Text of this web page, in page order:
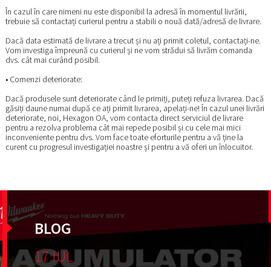
În cazul în care nimeni nu este disponibil la adresă în momentul livrării,
trebuie să contactați curierul pentru a stabili o nouă dată/adresă de livrare.
Dacă data estimată de livrare a trecut și nu ați primit coletul, contactați-ne.
Vom investiga împreună cu curierul și ne vom strădui să livrăm comanda
dvs. cât mai curând posibil.
• Comenzi deteriorate:
Dacă produsele sunt deteriorate când le primiți, puteți refuza livrarea. Dacă
găsiți daune numai după ce ați primit livrarea, apelați-ne! În cazul unei livrări
deteriorate, noi, Hexagon OA, vom contacta direct serviciul de livrare
pentru a rezolva problema cât mai repede posibil și cu cele mai mici
inconveniente pentru dvs. Vom face toate eforturile pentru a vă ține la
curent cu progresul investigației noastre și pentru a vă oferi un înlocuitor.
BLOG
17 IUL